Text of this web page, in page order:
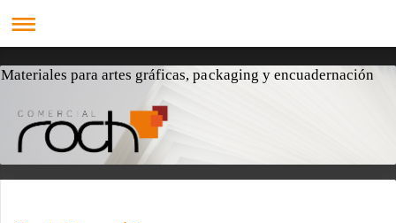
Materiales para artes gráficas, packaging y encuadernación